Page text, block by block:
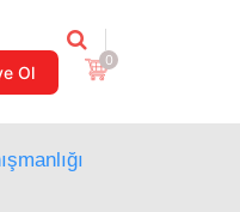
Ol
0